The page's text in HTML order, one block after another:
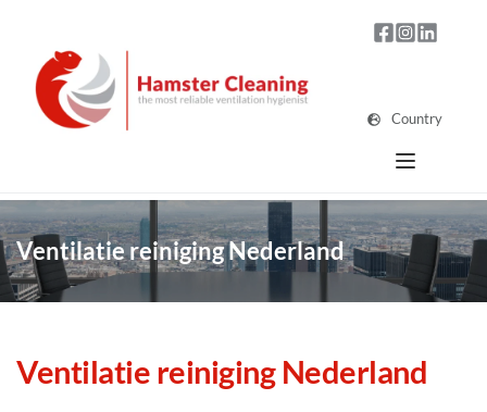
Country
Ventilatie reiniging Nederland
Ventilatie reiniging Nederland